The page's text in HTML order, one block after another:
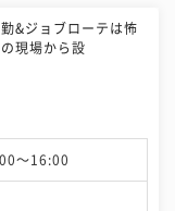
勤&ジョブローテは怖
現場から設
〜16:00